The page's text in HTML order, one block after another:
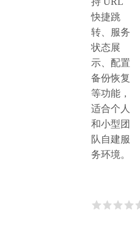
快捷跳
转、服务
状态展
示、配置
备份恢复
等功能，
适合个人
和小型团
队自建服
务环境。